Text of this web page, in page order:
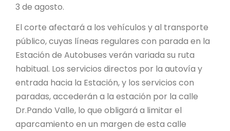
3 de agosto.
El corte afectará a los vehículos y al transporte
público, cuyas líneas regulares con parada en la
Estación de Autobuses verán variada su ruta
habitual. Los servicios directos por la autovía y
entrada hacia la Estación, y los servicios con
paradas, accederán a la estación por la calle
Dr.Pando Valle, lo que obligará a limitar el
aparcamiento en un margen de esta calle